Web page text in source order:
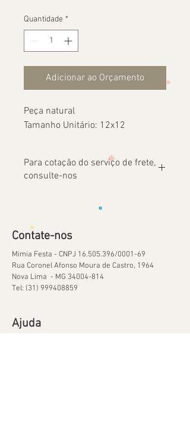
Quantidade *
Adicionar ao Orçamento
Peça natural
Tamanho Unitário: 12x12
Para cotação do serviço de frete,
consulte-nos
Contate-nos
Mimia Festa - CNPJ 16.505.396/0001-69
Rua Coronel Afonso Moura de Castro, 1964
Nova Lima - MG 34004-814
Tel: (31) 999408859
Ajuda